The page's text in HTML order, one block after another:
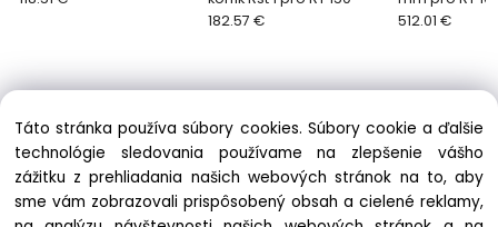
182.57 €
512.01 €
Informácie
Obchodné podmienky
Táto stránka používa súbory cookies. Súbory cookie a ďalšie
technológie sledovania používame na zlepšenie vášho
zážitku z prehliadania našich webových stránok na to, aby
sme vám zobrazovali prispôsobený obsah a cielené reklamy,